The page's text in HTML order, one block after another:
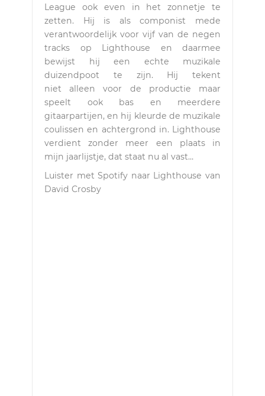
League ook even in het zonnetje te
zetten. Hij is als componist mede
verantwoordelijk voor vijf van de negen
tracks op Lighthouse en daarmee
bewijst hij een echte muzikale
duizendpoot te zijn. Hij tekent
niet alleen voor de productie maar
speelt ook bas en meerdere
gitaarpartijen, en hij kleurde de muzikale
coulissen en achtergrond in. Lighthouse
verdient zonder meer een plaats in
mijn jaarlijstje, dat staat nu al vast…
Luister met Spotify naar Lighthouse van
David Crosby